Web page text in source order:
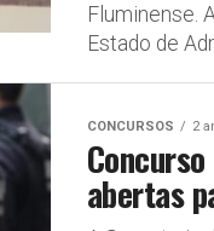
Fluminense.
Estado de
CONCURSOS 2
abertas